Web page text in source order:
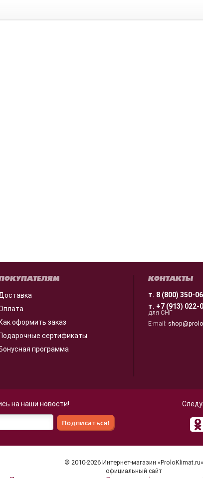
оформить заказ
сертификаты
программа
КОНТАКТЫ
т. 8 (800) 350-
т. +7 (913) 022-
для СНГ
E-mail:
на наши новости!
© 2010-2026 Интернет-магазин «ProloKlimat.ru»
официальный сайт
для улучшения взаимодействия с пользователями и
нашего сайта, вы принимаете условияПолитики в